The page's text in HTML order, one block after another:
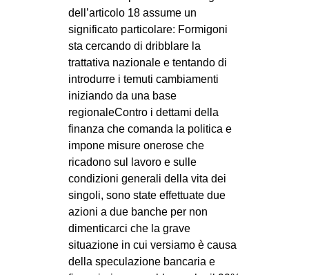
dell’articolo 18 assume un
significato particolare: Formigoni
sta cercando di dribblare la
trattativa nazionale e tentando di
introdurre i temuti cambiamenti
iniziando da una base
regionaleContro i dettami della
finanza che comanda la politica e
impone misure onerose che
ricadono sul lavoro e sulle
condizioni generali della vita dei
singoli, sono state effettuate due
azioni a due banche per non
dimenticarci che la grave
situazione in cui versiamo è causa
della speculazione bancaria e